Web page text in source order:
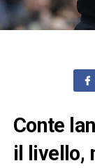
Conte
il livello,